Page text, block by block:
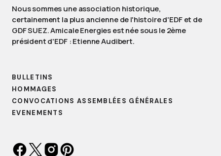
Nous sommes une association historique,
certainement la plus ancienne de l'histoire d'EDF et de
GDF SUEZ. Amicale Energies est née sous le 2ème
président d'EDF : Etienne Audibert.
BULLETINS
HOMMAGES
CONVOCATIONS ASSEMBLÉES GÉNÉRALES
EVENEMENTS